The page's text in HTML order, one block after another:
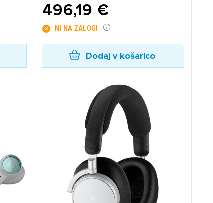
496,19 €
NI NA ZALOGI
Dodaj v košarico